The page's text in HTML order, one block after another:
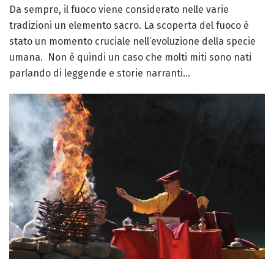
Da sempre, il fuoco viene considerato nelle varie
tradizioni un elemento sacro. La scoperta del fuoco è
stato un momento cruciale nell’evoluzione della specie
umana. Non è quindi un caso che molti miti sono nati
parlando di leggende e storie narranti...